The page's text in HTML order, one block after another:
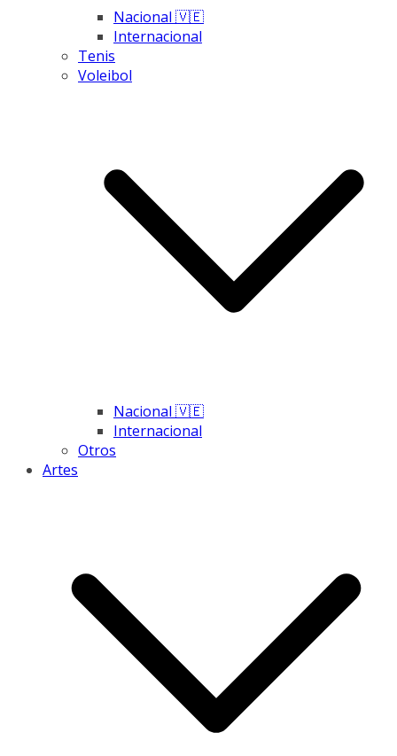
Nacional 🇻🇪
Internacional
Tenis
Voleibol
Nacional 🇻🇪
Internacional
Otros
Artes